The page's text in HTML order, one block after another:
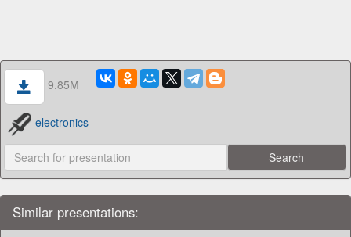
9.85M
electronics
Similar presentations: